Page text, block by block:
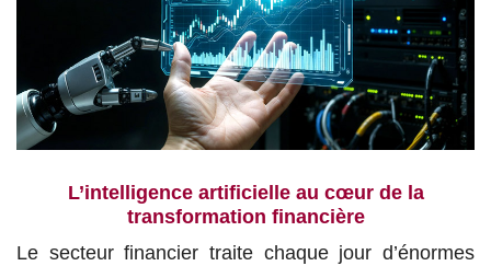
L’intelligence artificielle au cœur de la
transformation financière
Le secteur financier traite chaque jour d’énormes